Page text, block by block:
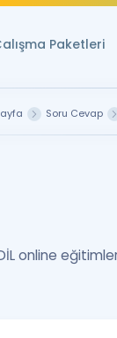
Paketleri
Soru Cevap
online